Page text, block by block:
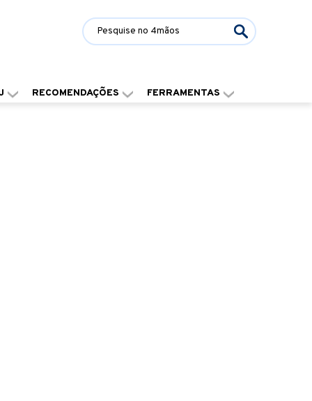
RECOMENDAÇÕES FERRAMENTAS